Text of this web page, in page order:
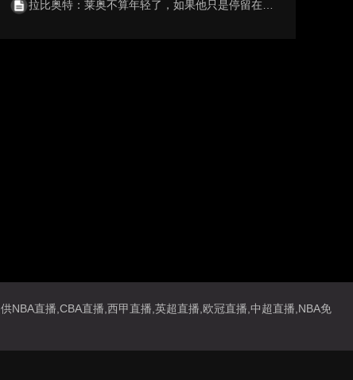
拉比奥特：莱奥不算年轻了，如果他只是停留在潜力阶段就太可惜了
NBA直播,CBA直播,西甲直播,英超直播,欧冠直播,中超直播,NBA免